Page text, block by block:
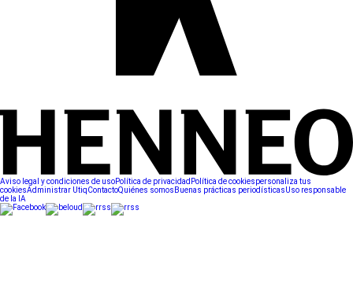
Aviso legal y condiciones de usoPolítica de privacidad Política de cookiespersonaliza tus
cookiesAdministrar UtiqContactoQuiénes somos Buenas prácticas periodísticasUso responsable
de la IA